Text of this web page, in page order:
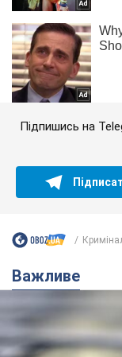
Підпишись на
Важливе